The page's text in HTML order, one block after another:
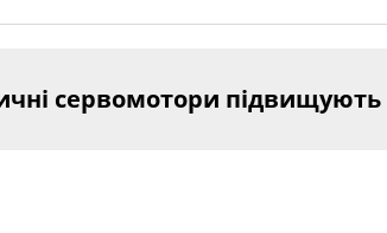
сервомотори підвищують